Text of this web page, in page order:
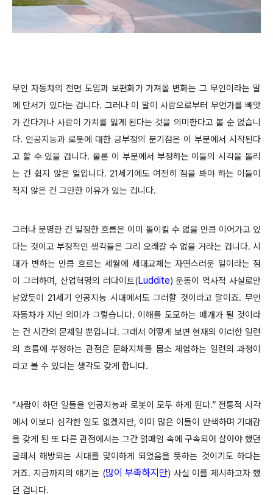
무인 자동차의 전면 도입과 보편화가 가져올 변화는 그 무인이라는 말
에 단서가 있다는 겁니다. 그러나 이 말이 사람으로부터 무언가를 빼앗
가 간다거나 사람이 가치를 잃게 된다는 것을 의미한다고 볼 순 없습니
다. 인공지능과 로봇에 대한 긍부정의 분기점은 이 부분에서 시작된다
고 할 수 있을 겁니다. 물론 이 부분에서 부정하는 이들의 시각을 돌리
는 건 쉽지 않은 일입니다. 21세기에도 여전히 점을 봐야 하는 이들이
적지 않은 건 그만한 이유가 있는 겁니다.
그러나 분명한 건 일정한 흐름은 이미 돌이킬 수 없을 만큼 이어가고 있
다는 것이고 부정적인 생각들은 그리 오래갈 수 없을 거라는 겁니다. 시
대가 변하는 만큼 흐르는 세월에 세대교체는 자연스러운 일이라는 점
이 그러하며, 산업혁명의 러다이트(Luddite) 운동이 역사적 사실로만
남았듯이 21세기 인공지능 시대에서도 그러할 것이라고 말이죠. 무인
자동차가 지닌 의미가 그렇습니다. 이해를 도모하는 매개가 될 것이라
는 건 시간의 문제일 뿐입니다. 그래서 어떻게 보면 현재의 이러한 일련
의 흐름에 부정하는 관점은 문화지체를 몸소 체험하는 일련의 과정이
라고 볼 수 있다는 생각도 갖게 합니다.
“사람이 하던 일들을 인공지능과 로봇이 모두 하게 된다.” 전통적 시각
에서 이보다 심각한 일도 없겠지만, 이미 많은 이들이 반색하며 기대감
을 갖게 된 또 다른 관점에서는 그간 얽매임 속에 구속되어 살아야 했던
굴레서 해방되는 시대를 맞이하게 되었음을 뜻하는 것이기도 하다는
거죠. 지금까지의 얘기는 (많이 부족하지만) 사실 이를 제시하고자 했
던 겁니다.